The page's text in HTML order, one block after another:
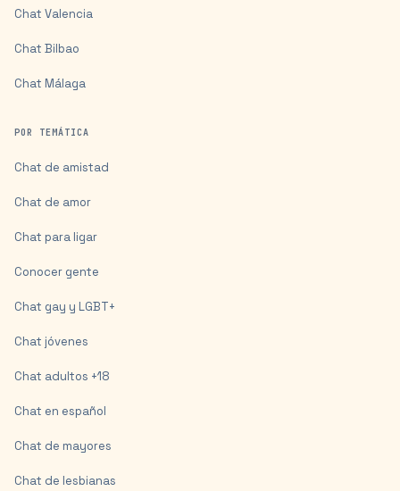
Chat Valencia
Chat Bilbao
Chat Málaga
POR TEMÁTICA
Chat de amistad
Chat de amor
Chat para ligar
Conocer gente
Chat gay y LGBT+
Chat jóvenes
Chat adultos +18
Chat en español
Chat de mayores
Chat de lesbianas